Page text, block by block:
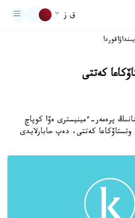
ق ز
اقوردا
كەتتى
پرەمەر-ءمينيسترى ەۆا كوپاچ
كەتتى، دەپ حابارلايدى